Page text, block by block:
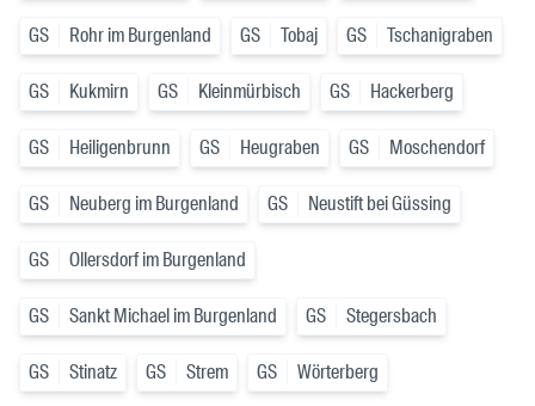
GS Rohr im Burgenland GS Tobaj GS Tschanigraben
GS Kukmirn GS Kleinmürbisch GS Hackerberg
GS Heiligenbrunn GS Heugraben GS Moschendorf
GS Neuberg im Burgenland GS Neustift bei Güssing
GS Ollersdorf im Burgenland
GS Sankt Michael im Burgenland GS Stegersbach
GS Stinatz GS Strem GS Wörterberg